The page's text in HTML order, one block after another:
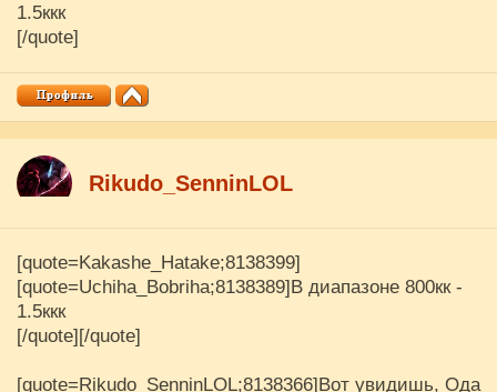
1.5ккк
[/quote]
Rikudo_SenninLOL
[quote=Kakashe_Hatake;8138399]
[quote=Uchiha_Bobriha;8138389]В диапазоне 800кк -
1.5ккк
[/quote][/quote]
[quote=Rikudo_SenninLOL;8138366]Вот увидишь, Ода